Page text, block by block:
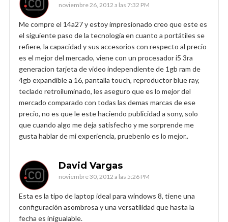
noviembre 26, 2012 a las 7:32 PM
Me compre el 14a27 y estoy impresionado creo que este es
el siguiente paso de la tecnología en cuanto a portátiles se
refiere, la capacidad y sus accesorios con respecto al precio
es el mejor del mercado, viene con un procesador i5 3ra
generacion tarjeta de video independiente de 1gb ram de
4gb expandible a 16, pantalla touch, reproductor blue ray,
teclado retroiluminado, les aseguro que es lo mejor del
mercado comparado con todas las demas marcas de ese
precio, no es que le este haciendo publicidad a sony, solo
que cuando algo me deja satisfecho y me sorprende me
gusta hablar de mi experiencia, pruebenlo es lo mejor..
David Vargas
noviembre 30, 2012 a las 5:26 PM
Esta es la tipo de laptop ideal para windows 8, tiene una
configuración asombrosa y una versatilidad que hasta la
fecha es inigualable.